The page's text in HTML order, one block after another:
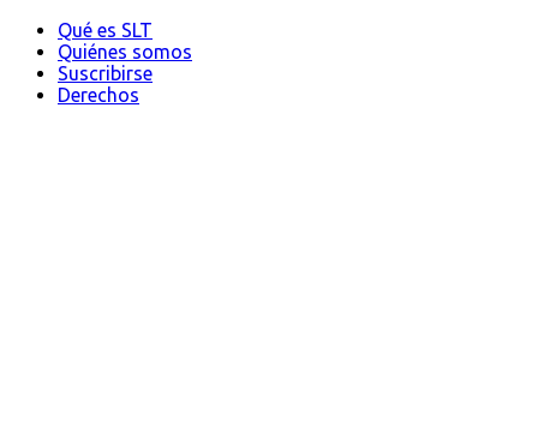
Qué es SLT
Quiénes somos
Suscribirse
Derechos